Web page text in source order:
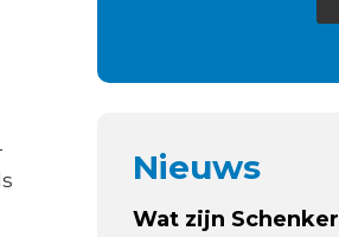
Nieuws
Wat zijn Schenker